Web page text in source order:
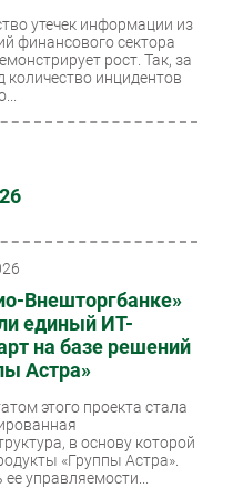
утечек информации из
финансового сектора
рост. Так, за
количество инцидентов
Внешторгбанке»
единый ИТ-
на базе решений
Астра»
этого проекта стала
в основу которой
«Группы Астра».
управляемости...